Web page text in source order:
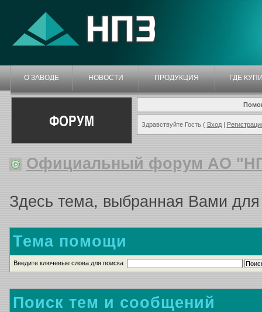
О ЗАВОДЕ НОВОСТИ ПРОДУКЦИЯ ГДЕ
ФОРУМ Здравствуйте Гость ( Вход|
Официальный форум АО
Здесь тема, выбранная Вами
Тема помощи
Введите ключевые слова для поиска
Поиск тем и сообщений